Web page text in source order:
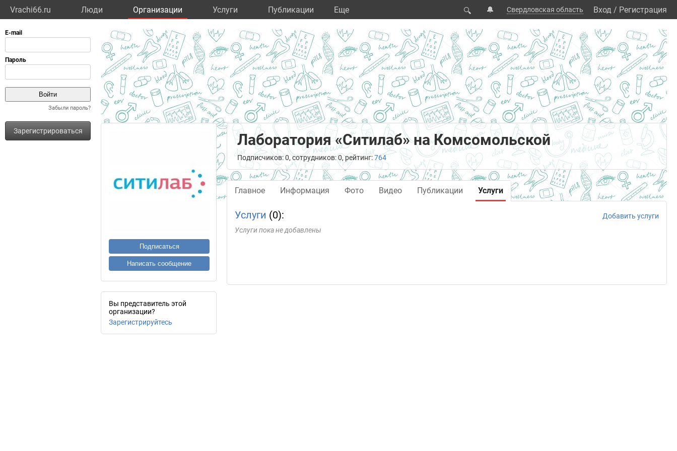
Vrachi66.ru Люди Организации Услуги Публикации Eще 🔍 🔔 Свердловская область Вход / Регистрация
Забыли пароль?
Зарегистрироваться
Подписаться
Написать сообщение
Вы представитель этой
организации?
Зарегистрируйтесь
Лаборатория «Ситилаб» на Комсомольской
Подписчиков: 0, сотрудников: 0, рейтинг:764
Главное Информация Фото Видео Публикации Услуги
Услуги (0):
Добавить услуги
Услуги пока не добавлены